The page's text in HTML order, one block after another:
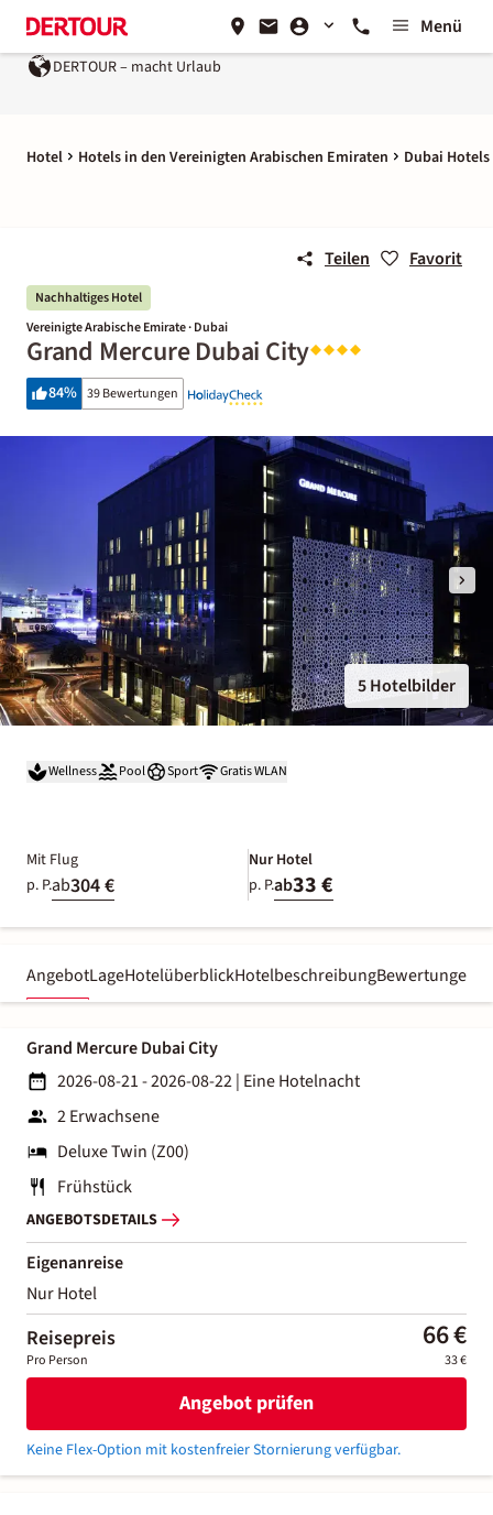
Menü
DERTOUR – macht Urlaub
Hotel Hotels in den Vereinigten Arabischen Emiraten Dubai Hotels
Teilen Favorit
Nachhaltiges Hotel
Vereinigte Arabische Emirate · Dubai
Grand Mercure Dubai City
84% 39 Bewertungen
5 Hotelbilder
Wellness Pool Sport Gratis WLAN
Mit Flug
p. P.ab304 €
Nur Hotel
p. P.ab33 €
AngebotLageHotelüberblickHotelbeschreibungBewertungen
Grand Mercure Dubai City
2026-08-21 - 2026-08-22| Eine Hotelnacht
2 Erwachsene
Deluxe Twin (Z00)
Frühstück
ANGEBOTSDETAILS
Eigenanreise
Nur Hotel
Reisepreis 66 €
Pro Person 33 €
Angebot prüfen
Keine Flex-Option mit kostenfreier Stornierung verfügbar.